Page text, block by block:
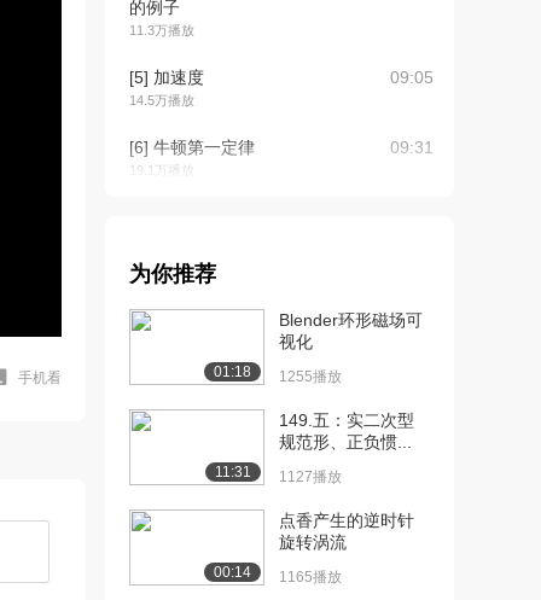
手机看
的例子
11.3万播放
[5] 加速度
14.5万播放
09:05
[6] 牛顿第一定律
19.1万播放
09:31
[8] 牛顿第三定律
12.5万播放
题
12.2万播放
[10] Airbus A380起飞距离
的计...
05:28
[11] Time Line为什么距离
为你推荐
01:18
Blender环形磁场可
视化
1255播放
11:31
149.五：实二次型
规范形、正负惯...
1127播放
00:14
点香产生的逆时针
旋转涡流
1165播放